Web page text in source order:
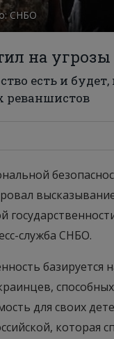
СНБО
на
есть и
реваншистов
служба СНБО.
для своих
которая